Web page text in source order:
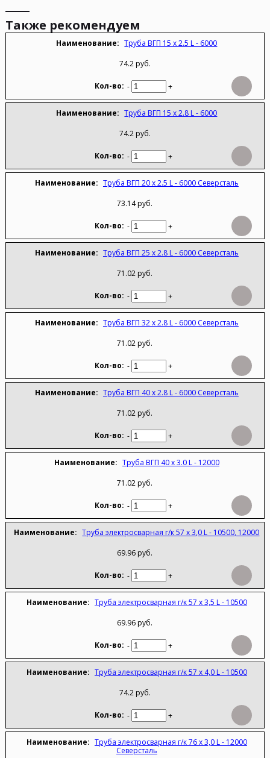
Также рекомендуем
Труба ВГП 15 х 2.5 L - 6000
74.2 руб.
- +
Труба ВГП 15 х 2.8 L - 6000
74.2 руб.
- +
Труба ВГП 20 х 2.5 L - 6000 Северсталь
73.14 руб.
- +
Труба ВГП 25 х 2.8 L - 6000 Северсталь
71.02 руб.
- +
Труба ВГП 32 х 2.8 L - 6000 Северсталь
71.02 руб.
- +
Труба ВГП 40 х 2.8 L - 6000 Северсталь
71.02 руб.
- +
Труба ВГП 40 х 3.0 L - 12000
71.02 руб.
- +
Труба электросварная г/к 57 х 3,0 L - 10500, 12000
69.96 руб.
- +
Труба электросварная г/к 57 х 3,5 L - 10500
69.96 руб.
- +
Труба электросварная г/к 57 х 4,0 L - 10500
74.2 руб.
- +
Труба электросварная г/к 76 х 3,0 L - 12000
Северсталь